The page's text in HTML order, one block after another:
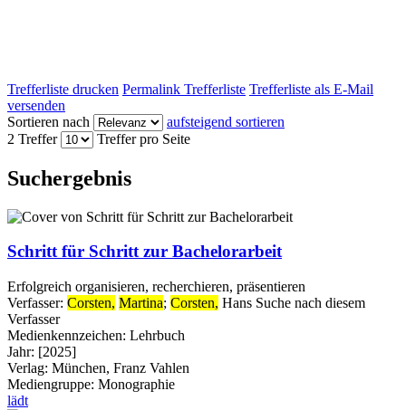
Trefferliste drucken Permalink Trefferliste Trefferliste als E-Mail
versenden
Sortieren nach
aufsteigend sortieren
2 Treffer
Treffer pro Seite
Suchergebnis
Schritt für Schritt zur Bachelorarbeit
Erfolgreich organisieren, recherchieren, präsentieren
Verfasser: Corsten, Martina; Corsten, Hans Suche nach diesem
Verfasser
Medienkennzeichen: Lehrbuch
Jahr: [2025]
Verlag: München, Franz Vahlen
Mediengruppe: Monographie
lädt